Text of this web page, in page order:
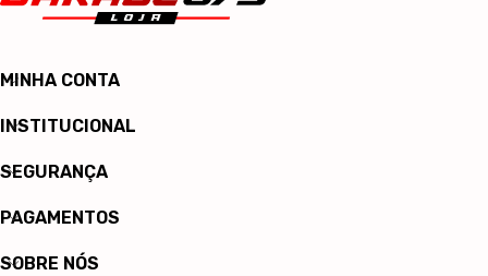
MINHA CONTA
INSTITUCIONAL
SEGURANÇA
PAGAMENTOS
SOBRE NÓS